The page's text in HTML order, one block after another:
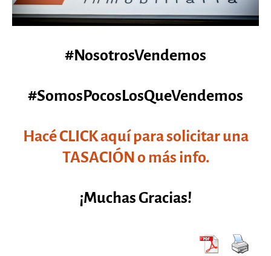
#NosotrosVendemos
#SomosPocosLosQueVendemos
Hacé CLICK aquí para solicitar una
TASACIÓN o más info.
¡Muchas Gracias!